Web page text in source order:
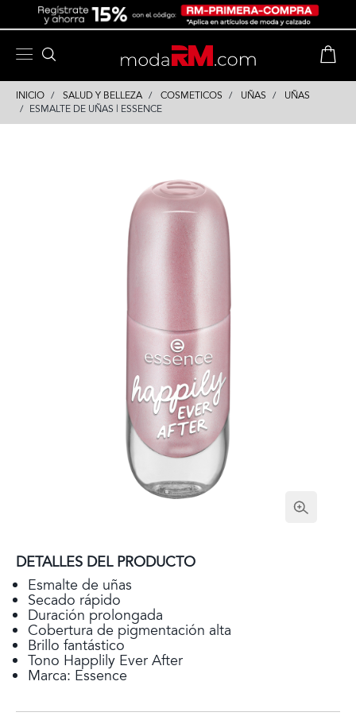
INICIO SALUD Y BELLEZA COSMETICOS UÑAS
UÑAS
ESMALTE DE UÑAS | ESSENCE
DETALLES DEL PRODUCTO
Esmalte de uñas
Secado rápido
Duración prolongada
Cobertura de pigmentación alta
Brillo fantástico
Tono Happlily Ever After
Marca: Essence